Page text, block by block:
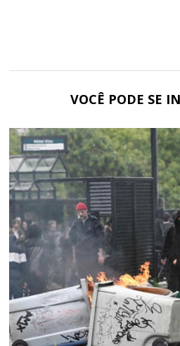
VOCÊ PODE SE